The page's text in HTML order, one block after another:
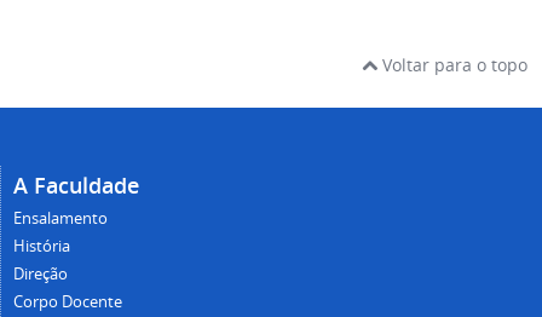
Voltar para o topo
A Faculdade
Ensalamento
História
Direção
Corpo Docente